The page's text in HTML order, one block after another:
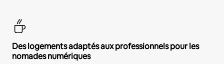
Des logements adaptés aux professionnels pour les
nomades numériques